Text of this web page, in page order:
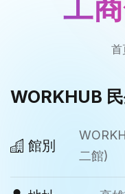
工
首
WORKHUB
館別
二館)